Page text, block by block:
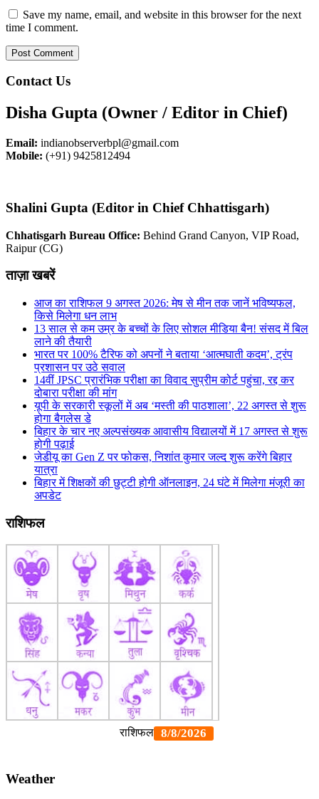
Save my name, email, and website in this browser for the next
time I comment.
Contact Us
Disha Gupta (Owner / Editor in Chief)
Email: indianobserverbpl@gmail.com
Mobile: (+91) 9425812494
Shalini Gupta (Editor in Chief Chhattisgarh)
Chhatisgarh Bureau Office: Behind Grand Canyon, VIP Road,
Raipur (CG)
ताज़ा खबरें
आज का राशिफल 9 अगस्त 2026: मेष से मीन तक जानें भविष्यफल,
किसे मिलेगा धन लाभ
13 साल से कम उम्र के बच्चों के लिए सोशल मीडिया बैन! संसद में बिल
लाने की तैयारी
भारत पर 100% टैरिफ को अपनों ने बताया ‘आत्मघाती कदम’, ट्रंप
प्रशासन पर उठे सवाल
14वीं JPSC प्रारंभिक परीक्षा का विवाद सुप्रीम कोर्ट पहुंचा, रद्द कर
दोबारा परीक्षा की मांग
यूपी के सरकारी स्कूलों में अब ‘मस्ती की पाठशाला’, 22 अगस्त से शुरू
होगा बैगलेस डे
बिहार के चार नए अल्पसंख्यक आवासीय विद्यालयों में 17 अगस्त से शुरू
होगी पढ़ाई
जेडीयू का Gen Z पर फोकस, निशांत कुमार जल्द शुरू करेंगे बिहार
यात्रा
बिहार में शिक्षकों की छुट्टी होगी ऑनलाइन, 24 घंटे में मिलेगा मंजूरी का
अपडेट
राशिफल
Weather